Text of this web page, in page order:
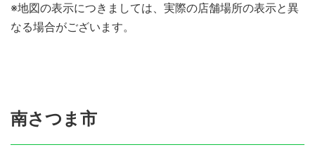
※地図の表示につきましては、実際の店舗場所の表示と異
なる場合がございます。
南さつま市